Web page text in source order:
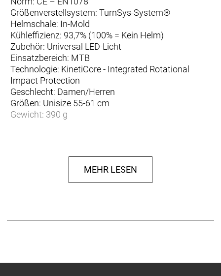
Größenverstellsystem: TurnSys-System®
Helmschale: In-Mold
Kühleffizienz: 93,7% (100% = Kein Helm)
Zubehör: Universal LED-Licht
Einsatzbereich: MTB
Technologie: KinetiCore - Integrated Rotational
Impact Protection
Geschlecht: Damen/Herren
Größen: Unisize 55-61 cm
Gewicht: 390 g
MEHR LESEN